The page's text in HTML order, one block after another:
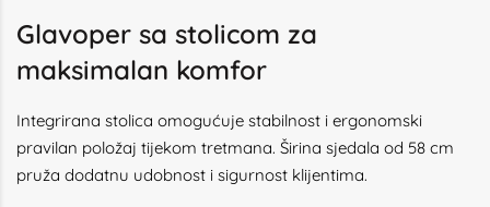
Glavoper sa stolicom za
maksimalan komfor
Integrirana stolica omogućuje stabilnost i ergonomski
pravilan položaj tijekom tretmana. Širina sjedala od 58 cm
pruža dodatnu udobnost i sigurnost klijentima.